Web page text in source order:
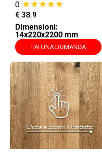
0 ★★★★★
€ 38.9
Dimensioni:
14x220x2200 mm
FAI UNA DOMANDA